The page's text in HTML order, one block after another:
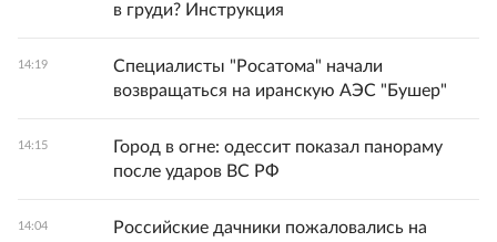
в груди? Инструкция
14:19
Специалисты "Росатома" начали
возвращаться на иранскую АЭС "Бушер"
14:15
Город в огне: одессит показал панораму
после ударов ВС РФ
14:04
Российские дачники пожаловались на